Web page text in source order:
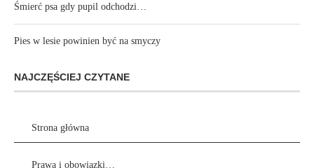
Śmierć psa gdy pupil odchodzi…
Pies w lesie powinien być na smyczy
NAJCZĘŚCIEJ CZYTANE
Strona główna
Prawa i obowiązki…